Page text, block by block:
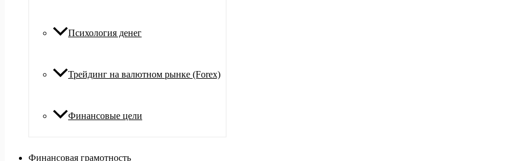
Психология денег
Трейдинг на валютном рынке (Forex)
Финансовые цели
Финансовая грамотность